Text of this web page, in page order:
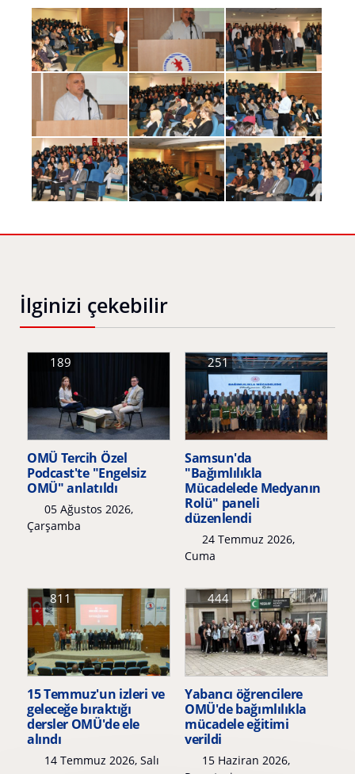
İlginizi çekebilir
OMÜ Tercih Özel
Podcast'te "Engelsiz
OMÜ" anlatıldı
05 Ağustos 2026,
Çarşamba
189
Samsun'da
"Bağımlılıkla
Mücadelede Medyanın
Rolü" paneli
düzenlendi
24 Temmuz 2026,
Cuma
251
15 Temmuz'un izleri ve
geleceğe bıraktığı
dersler OMÜ'de ele
alındı
14 Temmuz 2026, Salı
811
Yabancı öğrencilere
OMÜ'de bağımlılıkla
mücadele eğitimi
verildi
15 Haziran 2026,
444